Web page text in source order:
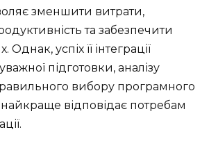
зменшити витрати,
та забезпечити
успіх її інтеграції
підготовки, аналізу
вибору програмного
відповідає потребам